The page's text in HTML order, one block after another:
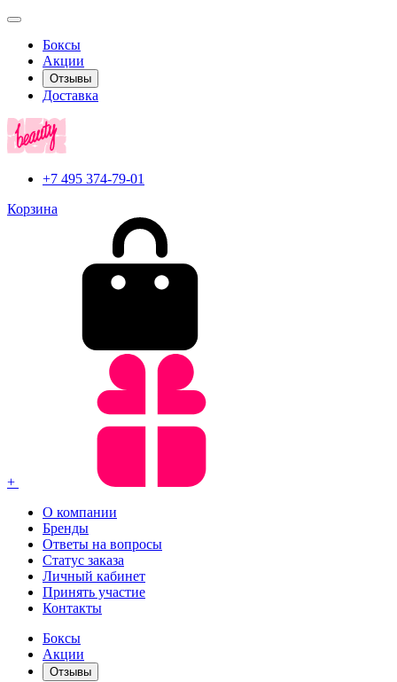
Боксы
Акции
Отзывы
Доставка
+7 495 374-79-01
Корзина
+
О компании
Бренды
Ответы на вопросы
Статус заказа
Личный кабинет
Принять участие
Контакты
Боксы
Акции
Отзывы